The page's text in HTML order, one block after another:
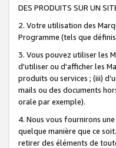
DES PRODUITS SUR UN
2. Votre utilisation des
Programme (tels que
3. Vous pouvez utiliser les
d'utiliser ou d'afficher les
produits ou services ; (iii)
mails ou des documents
orale par exemple).
4. Nous vous fournirons
quelque manière que ce
retirer des éléments de